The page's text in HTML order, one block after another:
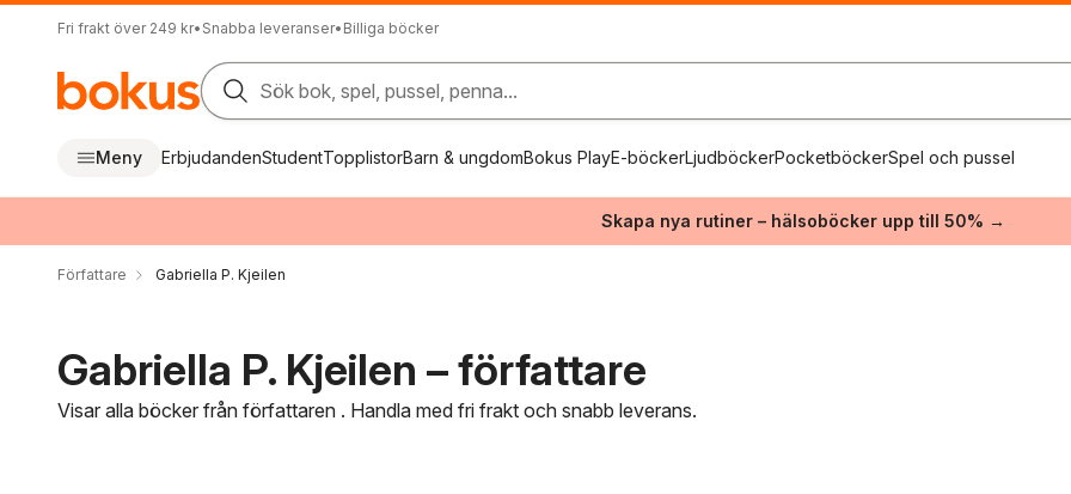
Fri frakt över 249 kr• Snabba leveranser• Billiga böcker
Sök bok, spel, pussel, penna...
Meny ErbjudandenStudentTopplistorBarn & ungdomBokus PlayE-böckerLjudböckerPocketböckerSpel och pussel
Skapa nya rutiner – hälsoböcker upp till 50% →
Författare Gabriella P. Kjeilen
Gabriella P. Kjeilen – författare
Visar alla böcker från författaren . Handla med fri frakt och snabb leverans.